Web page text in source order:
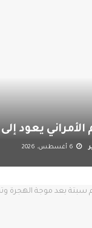
الأمراني يعود